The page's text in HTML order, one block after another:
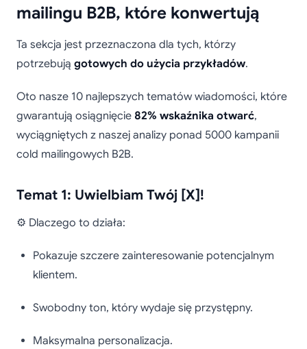
mailingu B2B, które konwertują
Ta sekcja jest przeznaczona dla tych, którzy
potrzebują gotowych do użycia przykładów.
Oto nasze 10 najlepszych tematów wiadomości, które
gwarantują osiągnięcie 82% wskaźnika otwarć,
wyciągniętych z naszej analizy ponad 5000 kampanii
cold mailingowych B2B.
Temat 1: Uwielbiam Twój [X]!
⚙️ Dlaczego to działa:
Pokazuje szczere zainteresowanie potencjalnym
klientem.
Swobodny ton, który wydaje się przystępny.
Maksymalna personalizacja.